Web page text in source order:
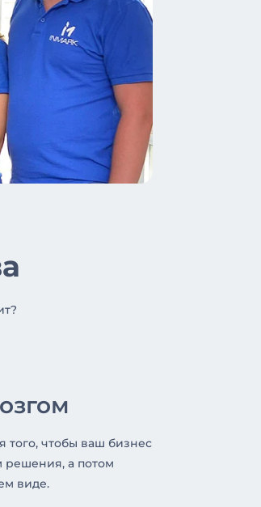
того, чтобы ваш бизнес
решения, а потом
виде.